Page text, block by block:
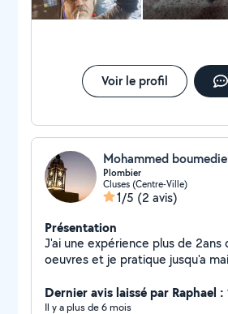
Voir le profil
Mohammed
Plombier
Cluses (Centre-Ville)
1/5 (2 avis)
Présentation
J'ai une expérience plus de 2ans
oeuvres et je pratique jusqu'a
Dernier avis laissé par Raphael :
Il y a plus de 6 mois